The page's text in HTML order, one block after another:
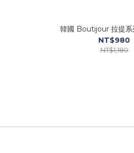
韓國 Boutijour 拉提系
NT$980
NT$1,180